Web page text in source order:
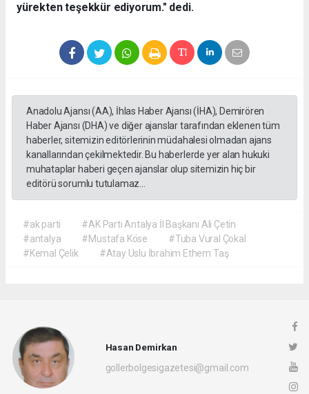
yürekten teşekkür ediyorum." dedi.
Anadolu Ajansı (AA), İhlas Haber Ajansı (İHA), Demirören
Haber Ajansı (DHA) ve diğer ajanslar tarafından eklenen tüm
haberler, sitemizin editörlerinin müdahalesi olmadan ajans
kanallarından çekilmektedir. Bu haberlerde yer alan hukuki
muhataplar haberi geçen ajanslar olup sitemizin hiç bir
editörü sorumlu tutulamaz...
#ak parti
#AK Parti Antalya İl Başkanı Ali Çetin
#antalya
#Mustafa Köse
#Tuba Vural Çokal
#Kemal Çelik
#Atay Uslu İbrahim Ethem Taş
Hasan Demirkan
gollerbolgesigazetesi@gmail.com